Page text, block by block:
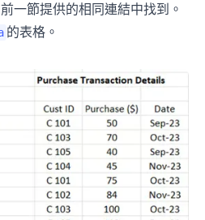
一節提供的相同連結中找到。
的表格。